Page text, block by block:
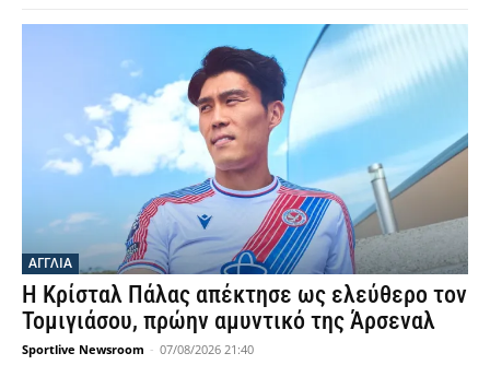
ΑΓΓΛΙΑ
Η Κρίσταλ Πάλας απέκτησε ως ελεύθερο τον
Τομιγιάσου, πρώην αμυντικό της Άρσεναλ
Sportlive Newsroom - 07/08/2026 21:40